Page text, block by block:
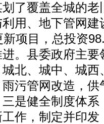
了覆盖全城的
用、地下管网
项目，总投资
。县委政府主
北、城中、城
污管网改造，
是健全制度体
作，制定并印